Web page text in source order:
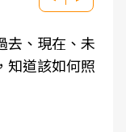
去、現在、未
知道該如何照